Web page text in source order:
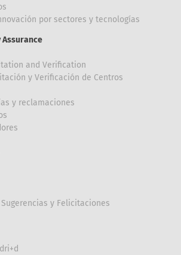
por sectores y tecnologías
and Verification
y Verificación de Centros
y reclamaciones
y Felicitaciones